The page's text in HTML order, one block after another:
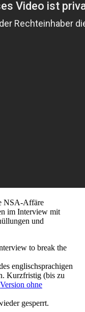
NSA-Affäre
im Interview mit
und
to break the
englischsprachigen
Kurzfristig (bis zu
Version ohne
gesperrt.